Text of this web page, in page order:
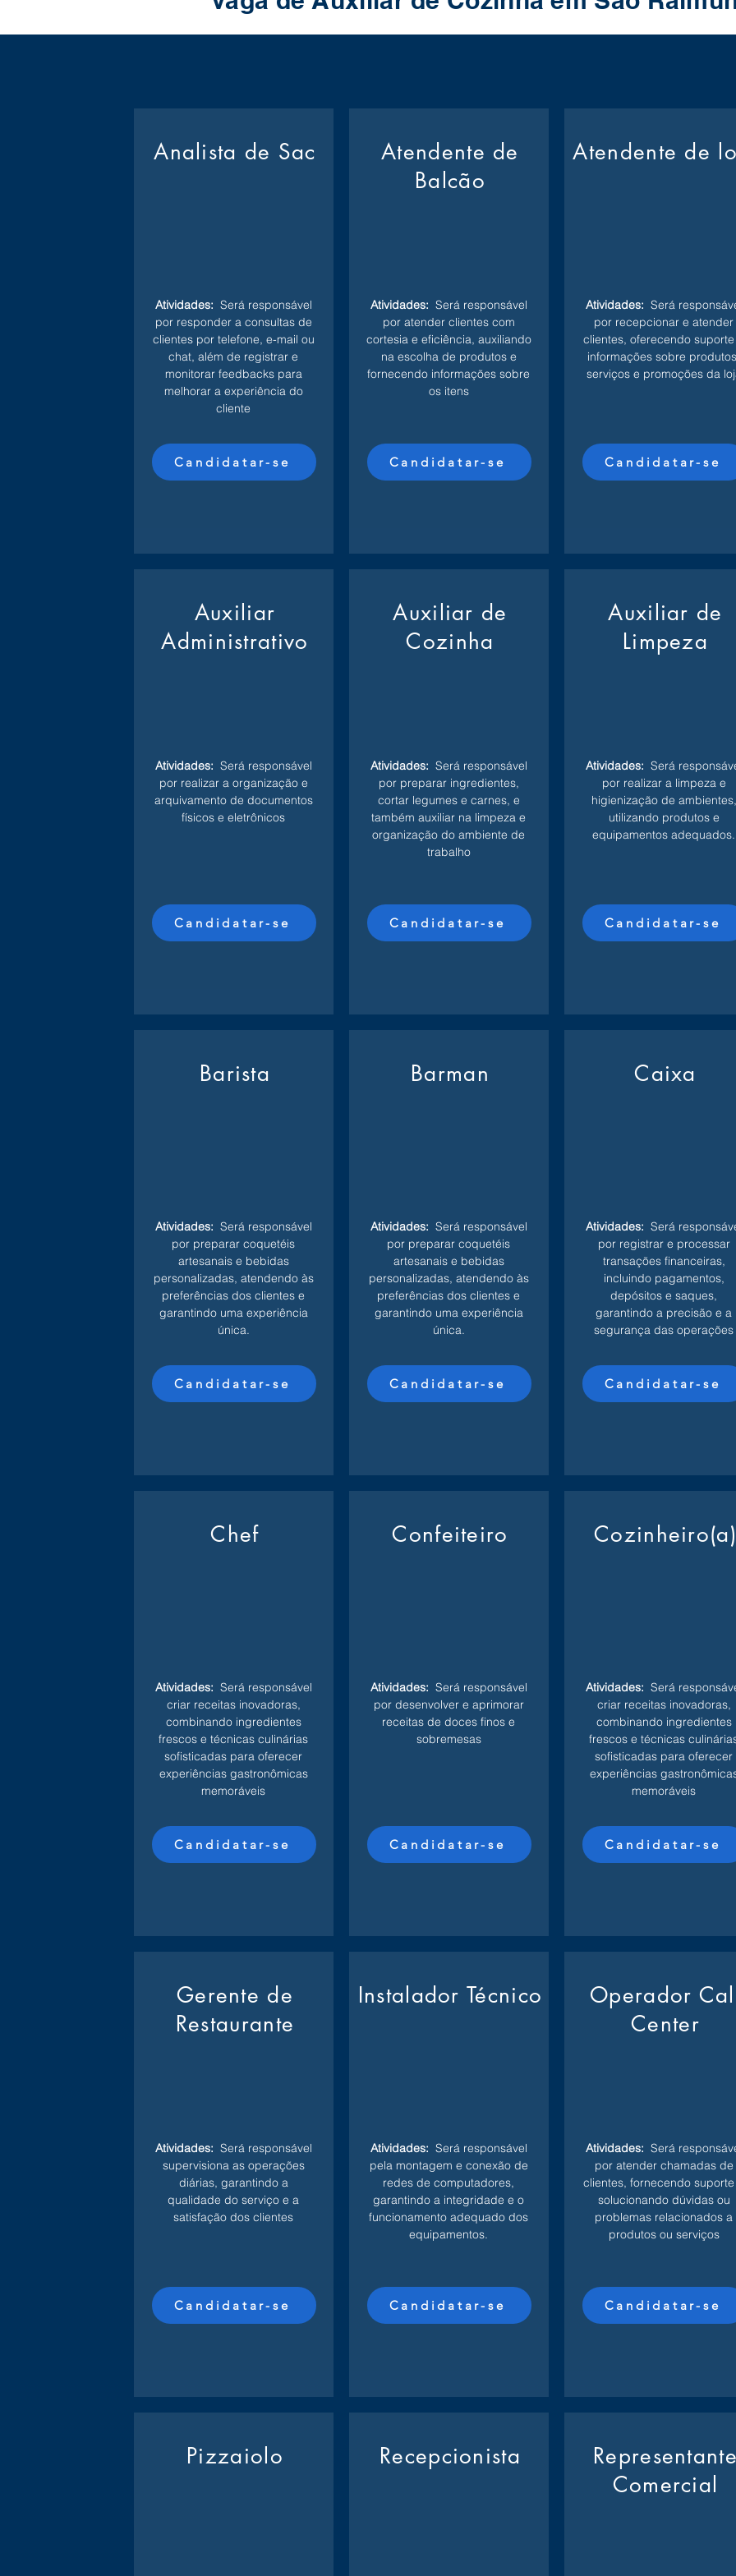
Analista de Sac
Atividades: Será responsável
por responder a consultas de
clientes por telefone, e-mail ou
chat, além de registrar e
monitorar feedbacks para
melhorar a experiência do
cliente
Candidatar-se
Auxiliar
Administrativo
Atividades: Será responsável
por realizar a organização e
arquivamento de documentos
físicos e eletrônicos
Candidatar-se
Barista
Atividades: Será responsável
por preparar coquetéis
artesanais e bebidas
personalizadas, atendendo às
preferências dos clientes e
garantindo uma experiência
única.
Candidatar-se
Chef
Atividades: Será responsável
criar receitas inovadoras,
combinando ingredientes
frescos e técnicas culinárias
sofisticadas para oferecer
experiências gastronômicas
memoráveis
Candidatar-se
Gerente de
Restaurante
Atividades: Será responsável
supervisiona as operações
diárias, garantindo a
qualidade do serviço e a
satisfação dos clientes
Candidatar-se
Pizzaiolo
Atendente de
Balcão
Atividades: Será responsável
por atender clientes com
cortesia e eficiência, auxiliando
na escolha de produtos e
fornecendo informações sobre
os itens
Candidatar-se
Auxiliar de
Cozinha
Atividades: Será responsável
por preparar ingredientes,
cortar legumes e carnes, e
também auxiliar na limpeza e
organização do ambiente de
trabalho
Candidatar-se
Barman
Atividades: Será responsável
por preparar coquetéis
artesanais e bebidas
personalizadas, atendendo às
preferências dos clientes e
garantindo uma experiência
única.
Candidatar-se
Confeiteiro
Atividades: Será responsável
por desenvolver e aprimorar
receitas de doces finos e
sobremesas
Candidatar-se
Instalador Técnico
Atividades: Será responsável
pela montagem e conexão de
redes de computadores,
garantindo a integridade e o
funcionamento adequado dos
equipamentos.
Candidatar-se
Recepcionista
Atendente de
Atividades: Será
por recepcionar e atender
clientes, oferecendo
informações sobre
serviços e promoções da
Candidatar-se
Auxiliar de
Limpeza
Atividades: Será
por realizar a limpeza e
higienização de ambientes,
utilizando produtos e
equipamentos adequados.
Candidatar-se
Caixa
Atividades: Será
por registrar e processar
transações financeiras,
incluindo pagamentos,
depósitos e saques,
garantindo a precisão e a
segurança das operações
Candidatar-se
Cozinheiro(a)
Atividades: Será
criar receitas inovadoras,
combinando ingredientes
frescos e técnicas
sofisticadas para oferecer
experiências
memoráveis
Candidatar-se
Operador
Center
Atividades: Será
por atender chamadas de
clientes, fornecendo
solucionando dúvidas ou
problemas relacionados a
produtos ou serviços
Candidatar-se
Comercial